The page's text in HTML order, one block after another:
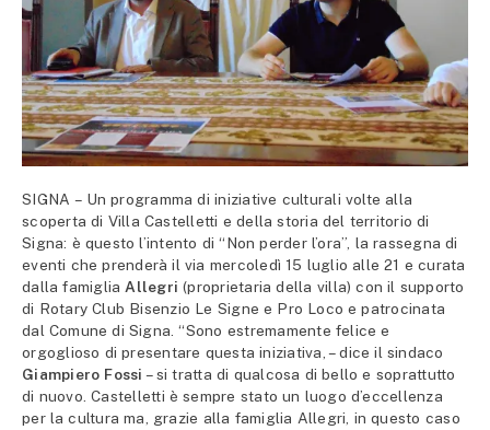
SIGNA – Un programma di iniziative culturali volte alla
scoperta di Villa Castelletti e della storia del territorio di
Signa: è questo l’intento di “Non perder l’ora”, la rassegna di
eventi che prenderà il via mercoledì 15 luglio alle 21 e curata
dalla famiglia Allegri(proprietaria della villa) con il supporto
di Rotary Club Bisenzio Le Signe e Pro Loco e patrocinata
dal Comune di Signa. “Sono estremamente felice e
orgoglioso di presentare questa iniziativa, – dice il sindaco
Giampiero Fossi – si tratta di qualcosa di bello e soprattutto
di nuovo. Castelletti è sempre stato un luogo d’eccellenza
per la cultura ma, grazie alla famiglia Allegri, in questo caso